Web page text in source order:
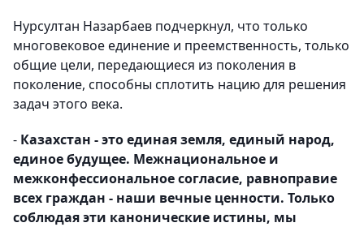
Нурсултан Назарбаев подчеркнул, что только
многовековое единение и преемственность, только
общие цели, передающиеся из поколения в
поколение, способны сплотить нацию для решения
задач этого века.
- Казахстан - это единая земля, единый народ,
единое будущее. Межнациональное и
межконфессиональное согласие, равноправие
всех граждан - наши вечные ценности. Только
соблюдая эти канонические истины, мы